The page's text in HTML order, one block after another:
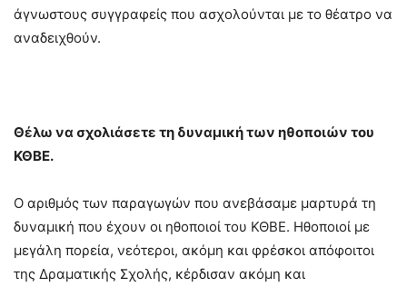
άγνωστους συγγραφείς που ασχολούνται με το θέατρο να
αναδειχθούν.
Θέλω να σχολιάσετε τη δυναμική των ηθοποιών του
ΚΘΒΕ.
Ο αριθμός των παραγωγών που ανεβάσαμε μαρτυρά τη
δυναμική που έχουν οι ηθοποιοί του ΚΘΒΕ. Ηθοποιοί με
μεγάλη πορεία, νεότεροι, ακόμη και φρέσκοι απόφοιτοι
της Δραματικής Σχολής, κέρδισαν ακόμη και